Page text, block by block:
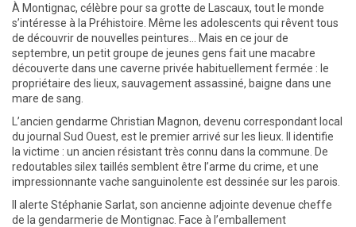
À Montignac, célèbre pour sa grotte de Lascaux, tout le monde
s’intéresse à la Préhistoire. Même les adolescents qui rêvent tous
de découvrir de nouvelles peintures… Mais en ce jour de
septembre, un petit groupe de jeunes gens fait une macabre
découverte dans une caverne privée habituellement fermée : le
propriétaire des lieux, sauvagement assassiné, baigne dans une
mare de sang.
L’ancien gendarme Christian Magnon, devenu correspondant local
du journal Sud Ouest, est le premier arrivé sur les lieux. Il identifie
la victime : un ancien résistant très connu dans la commune. De
redoutables silex taillés semblent être l’arme du crime, et une
impressionnante vache sanguinolente est dessinée sur les parois.
Il alerte Stéphanie Sarlat, son ancienne adjointe devenue cheffe
de la gendarmerie de Montignac. Face à l’emballement